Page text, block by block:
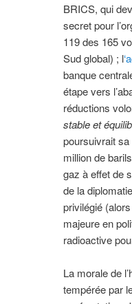
BRICS, qui
secret pour
119 des 165
Sud global) ; l
banque
étape vers
réductions
stable et
poursuivrait sa
million de
gaz à effet de
de la
privilégié
majeure en
radioactive
La morale de
tempérée par